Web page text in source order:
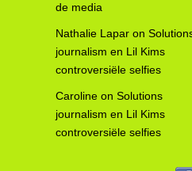
de media
Nathalie Lapar on
journalism en Lil Kims
controversiële selfies
Caroline on Solutions
journalism en Lil Kims
controversiële selfies